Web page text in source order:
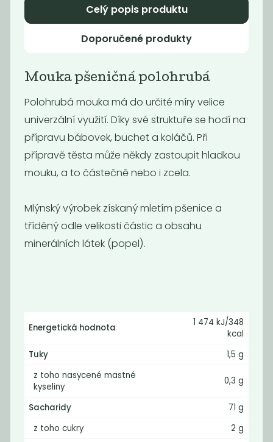
Mouka pšeničná
polohrubá
25
Bezlepková
mouka
Cizrnová
Celý popis produktu
Doporučené produkty
Mouka pšeničná polohrubá
Polohrubá mouka má do určité míry velice
univerzální využití. Díky své struktuře se hodí na
přípravu bábovek, buchet a koláčů. Při
přípravě těsta může někdy zastoupit hladkou
mouku, a to částečně nebo i zcela.
Mlýnský výrobek získaný mletím pšenice a
tříděný odle velikosti částic a obsahu
minerálních látek (popel).
Energetická hodnota
1 474 kJ/348
kcal
Tuky
1,5 g
z toho nasycené mastné
kyseliny
0,3 g
Sacharidy
71 g
z toho cukry
2 g